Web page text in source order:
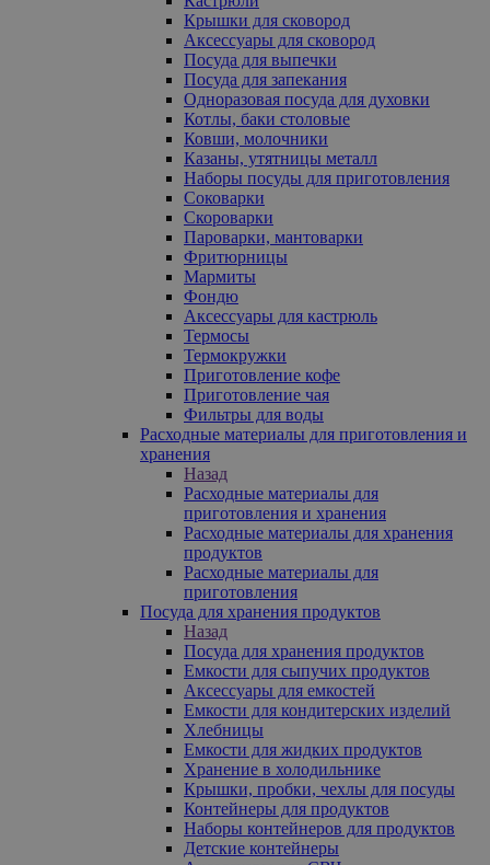
Крышки для сковород
Аксессуары для сковород
Посуда для выпечки
Посуда для запекания
Одноразовая посуда для духовки
Котлы, баки столовые
Ковши, молочники
Казаны, утятницы металл
Наборы посуды для приготовления
Соковарки
Скороварки
Пароварки, мантоварки
Фритюрницы
Мармиты
Фондю
Аксессуары для кастрюль
Термосы
Термокружки
Приготовление кофе
Приготовление чая
Фильтры для воды
Расходные материалы для приготовления и
хранения
Назад
Расходные материалы для
приготовления и хранения
Расходные материалы для хранения
продуктов
Расходные материалы для
приготовления
Посуда для хранения продуктов
Назад
Посуда для хранения продуктов
Емкости для сыпучих продуктов
Аксессуары для емкостей
Емкости для кондитерских изделий
Хлебницы
Емкости для жидких продуктов
Хранение в холодильнике
Крышки, пробки, чехлы для посуды
Контейнеры для продуктов
Наборы контейнеров для продуктов
Детские контейнеры